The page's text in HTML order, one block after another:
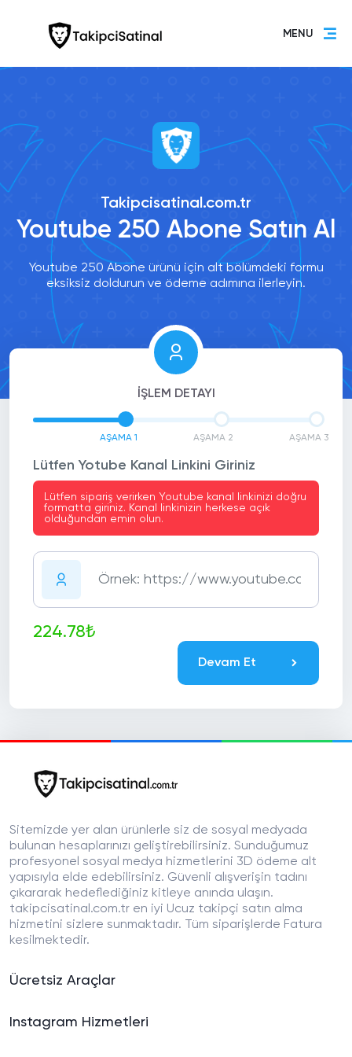
MENU
Takipcisatinal.com.tr
Youtube 250 Abone Satın Al
Youtube 250 Abone ürünü için alt bölümdeki formu
eksiksiz doldurun ve ödeme adımına ilerleyin.
İŞLEM DETAYI
AŞAMA 1 AŞAMA 2 AŞAMA 3
Lütfen Yotube Kanal Linkini Giriniz
Lütfen sipariş verirken Youtube kanal linkinizi doğru
formatta giriniz. Kanal linkinizin herkese açık
olduğundan emin olun.
224.78₺
Devam Et
Sitemizde yer alan ürünlerle siz de sosyal medyada
bulunan hesaplarınızı geliştirebilirsiniz. Sunduğumuz
profesyonel sosyal medya hizmetlerini 3D ödeme alt
yapısıyla elde edebilirsiniz. Güvenli alışverişin tadını
çıkararak hedeflediğiniz kitleye anında ulaşın.
takipcisatinal.com.tr en iyi Ucuz takipçi satın alma
hizmetini sizlere sunmaktadır. Tüm siparişlerde Fatura
kesilmektedir.
Ücretsiz Araçlar
Instagram Hizmetleri